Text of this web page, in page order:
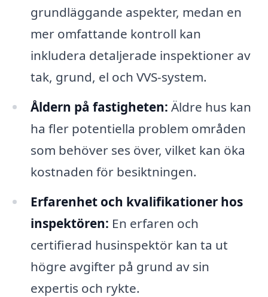
grundläggande aspekter, medan en
mer omfattande kontroll kan
inkludera detaljerade inspektioner av
tak, grund, el och VVS-system.
Åldern på fastigheten: Äldre hus kan
ha fler potentiella problem områden
som behöver ses över, vilket kan öka
kostnaden för besiktningen.
Erfarenhet och kvalifikationer hos
inspektören: En erfaren och
certifierad husinspektör kan ta ut
högre avgifter på grund av sin
expertis och rykte.